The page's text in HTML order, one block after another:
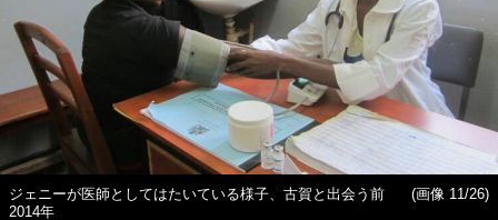
ジェニーが医師としてはたいている様子、古賀と出会う前
2014年
(画像 11/26)